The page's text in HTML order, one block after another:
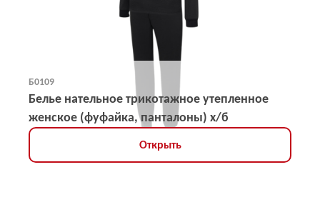
Б0109
Белье нательное трикотажное утепленное
женское (фуфайка, панталоны) х/б
Открыть